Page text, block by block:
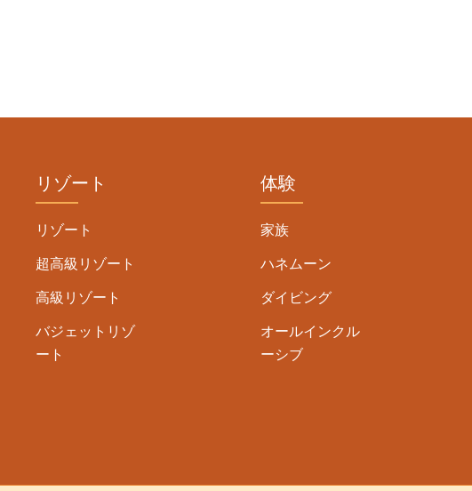
リゾート
リゾート
超高級リゾート
高級リゾート
バジェットリゾ
ート
体験
家族
ハネムーン
ダイビング
オールインクル
ーシブ